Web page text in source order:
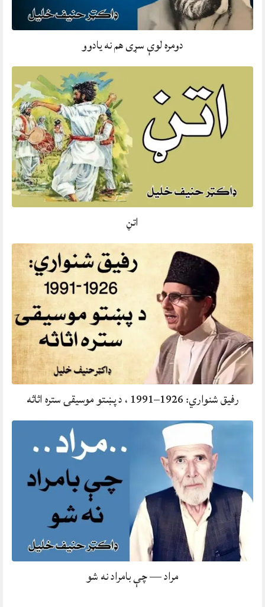
دومره لوې سړی هم نه يادوو
اتڼ
رفيق شنواري: 1926–1991 ، د پښتو موسيقۍ ستره اثاثه
مراد — چې بامراد نه شو